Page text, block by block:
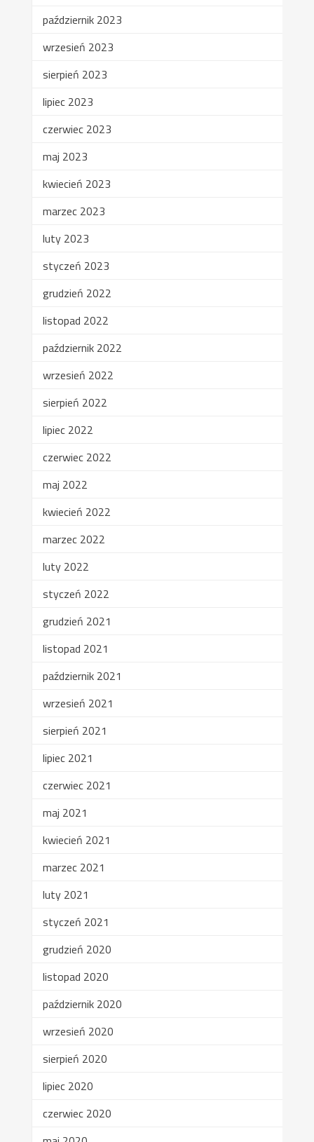
październik 2023
wrzesień 2023
sierpień 2023
lipiec 2023
czerwiec 2023
maj 2023
kwiecień 2023
marzec 2023
luty 2023
styczeń 2023
grudzień 2022
listopad 2022
październik 2022
wrzesień 2022
sierpień 2022
lipiec 2022
czerwiec 2022
maj 2022
kwiecień 2022
marzec 2022
luty 2022
styczeń 2022
grudzień 2021
listopad 2021
październik 2021
wrzesień 2021
sierpień 2021
lipiec 2021
czerwiec 2021
maj 2021
kwiecień 2021
marzec 2021
luty 2021
styczeń 2021
grudzień 2020
listopad 2020
październik 2020
wrzesień 2020
sierpień 2020
lipiec 2020
czerwiec 2020